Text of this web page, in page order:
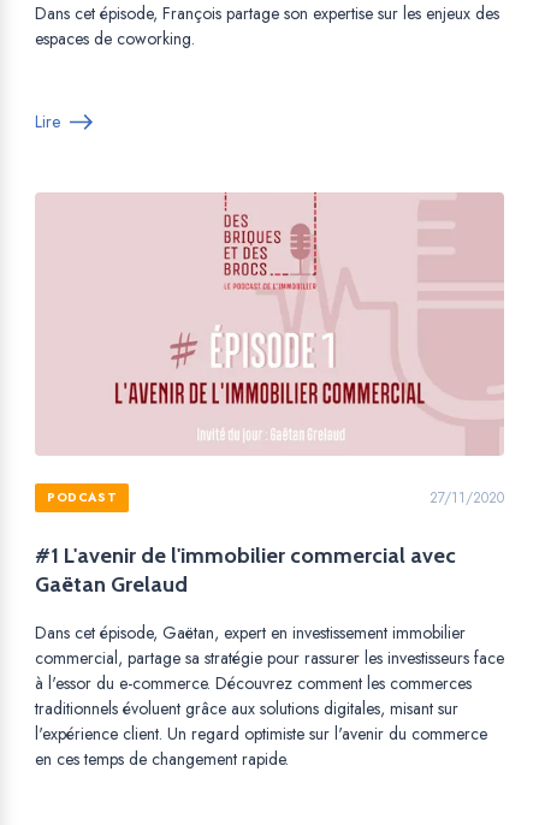
Dans cet épisode, François partage son expertise sur les enjeux des
espaces de coworking.
Lire
PODCAST 27/11/2020
#1 L'avenir de l'immobilier commercial avec
Gaëtan Grelaud
Dans cet épisode, Gaëtan, expert en investissement immobilier
commercial, partage sa stratégie pour rassurer les investisseurs face
à l'essor du e-commerce. Découvrez comment les commerces
traditionnels évoluent grâce aux solutions digitales, misant sur
l'expérience client. Un regard optimiste sur l'avenir du commerce
en ces temps de changement rapide.